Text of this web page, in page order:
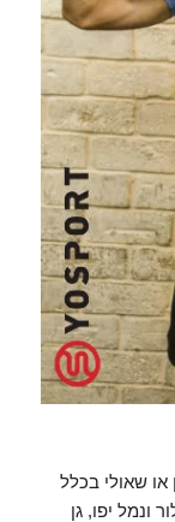
שאולי בכלל
ונמל יפו, גן